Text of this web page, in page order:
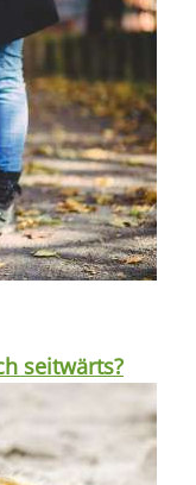
seitwärts?